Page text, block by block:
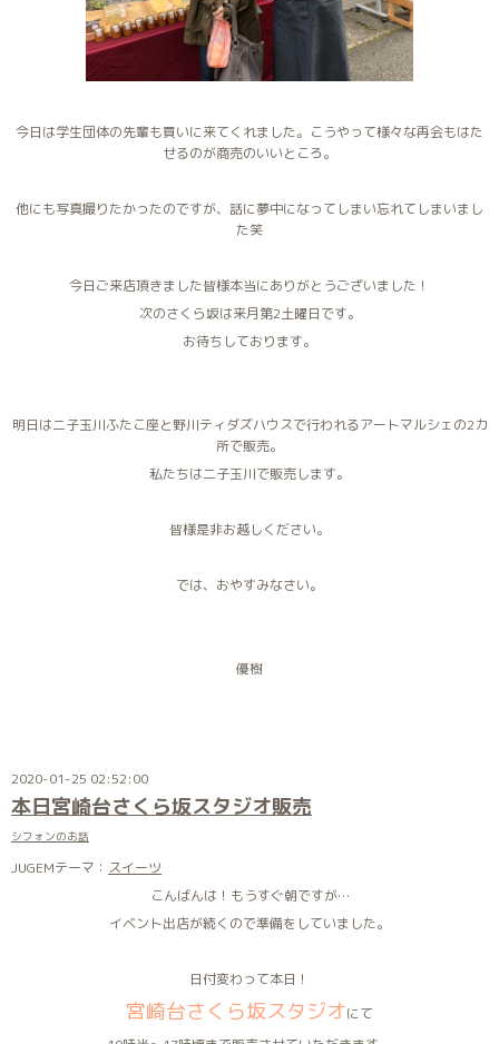
今日は学生団体の先輩も買いに来てくれました。こうやって様々な再会もはた
せるのが商売のいいところ。
他にも写真撮りたかったのですが、話に夢中になってしまい忘れてしまいまし
た笑
今日ご来店頂きました皆様本当にありがとうございました！
次のさくら坂は来月第2土曜日です。
お待ちしております。
明日は二子玉川ふたこ座と野川ティダズハウスで行われるアートマルシェの2カ
所で販売。
私たちは二子玉川で販売します。
皆様是非お越しください。
では、おやすみなさい。
優樹
2020-01-25 02:52:00
本日宮崎台さくら坂スタジオ販売
シフォンのお話
JUGEMテーマ： スイーツ
こんばんは！もうすぐ朝ですが…
イベント出店が続くので準備をしていました。
日付変わって本日！
宮崎台さくら坂スタジオにて